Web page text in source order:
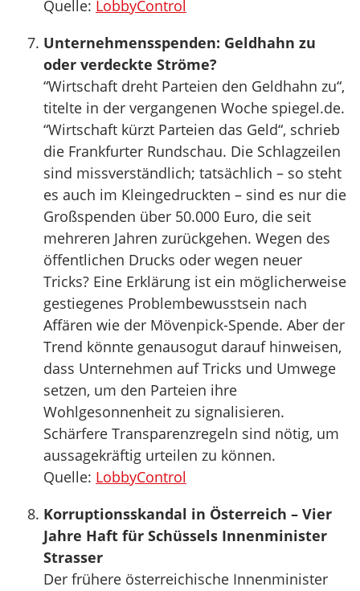
Quelle: LobbyControl
Unternehmensspenden: Geldhahn zu
oder verdeckte Ströme?
“Wirtschaft dreht Parteien den Geldhahn zu“,
titelte in der vergangenen Woche spiegel.de.
“Wirtschaft kürzt Parteien das Geld“, schrieb
die Frankfurter Rundschau. Die Schlagzeilen
sind missverständlich; tatsächlich – so steht
es auch im Kleingedruckten – sind es nur die
Großspenden über 50.000 Euro, die seit
mehreren Jahren zurückgehen. Wegen des
öffentlichen Drucks oder wegen neuer
Tricks? Eine Erklärung ist ein möglicherweise
gestiegenes Problembewusstsein nach
Affären wie der Mövenpick-Spende. Aber der
Trend könnte genausogut darauf hinweisen,
dass Unternehmen auf Tricks und Umwege
setzen, um den Parteien ihre
Wohlgesonnenheit zu signalisieren.
Schärfere Transparenzregeln sind nötig, um
aussagekräftig urteilen zu können.
Quelle: LobbyControl
Korruptionsskandal in Österreich – Vier
Jahre Haft für Schüssels Innenminister
Strasser
Der frühere österreichische Innenminister